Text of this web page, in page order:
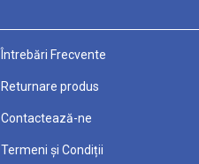
Întrebări Frecvente
Returnare produs
Contactează-ne
Termeni și Condiții